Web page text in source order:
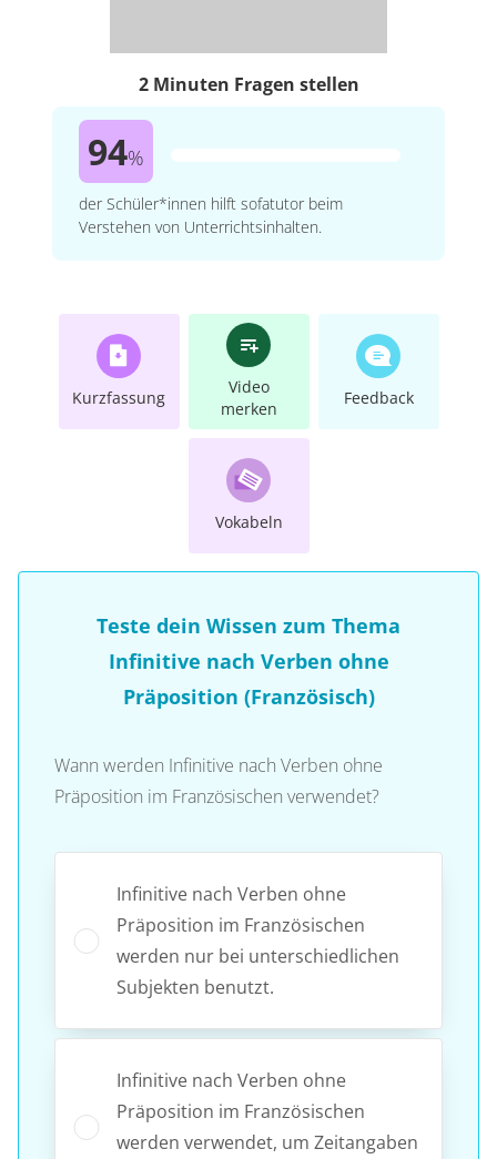
2 Minuten Fragen stellen
94%
der Schüler*innen hilft sofatutor beim
Verstehen von Unterrichtsinhalten.
Kurzfassung
Video
merken
Feedback
Vokabeln
Teste dein Wissen zum Thema
Infinitive nach Verben ohne
Präposition (Französisch)
Wann werden Infinitive nach Verben ohne
Präposition im Französischen verwendet?
Infinitive nach Verben ohne
Präposition im Französischen
werden nur bei unterschiedlichen
Subjekten benutzt.
Infinitive nach Verben ohne
Präposition im Französischen
werden verwendet, um Zeitangaben